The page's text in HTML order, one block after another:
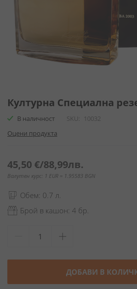
към
началото
на
галерия
със
Културна Специална
В наличност SKU
10032
Оцени продукта
45,50 €/88,99лв.
Валутен курс: 1 EUR = 1.95583 BGN
Обем: 0.7 л.
Брой в кашон: 4 бр.
ДОБАВИ В